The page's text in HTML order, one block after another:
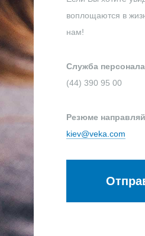
воплощаются в
нам!
Служба
(44) 390 95 00
Резюме
kiev@veka.com